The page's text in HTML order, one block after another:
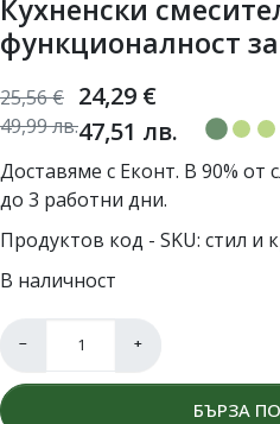
Кухненски
функционалност
24,29 €
47,51 лв.
25,56€
49,99лв.
Доставяме с Еконт. В 90% от
до 3 работни дни.
Продуктов код - SKU стил и
В наличност
− +
БЪРЗА